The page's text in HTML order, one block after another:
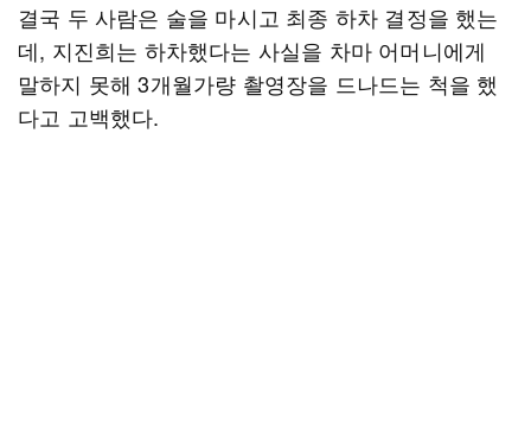
결국 두 사람은 술을 마시고 최종 하차 결정을 했는
데, 지진희는 하차했다는 사실을 차마 어머니에게
말하지 못해 3개월가량 촬영장을 드나드는 척을 했
다고 고백했다.